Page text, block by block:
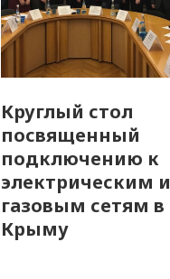
Круглый стол
посвященный
подключению к
электрическим и
газовым сетям в
Крыму